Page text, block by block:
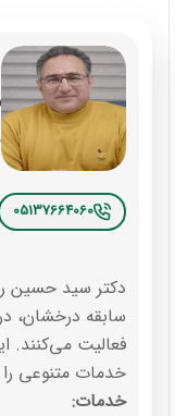
05137664060
دکتر سید حسین
سابقه درخشان،
فعالیت می‌کنند.
خدمات متنوعی را
خدمات: